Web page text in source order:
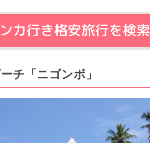
カ行き格安旅行を検索
チ「ニゴンボ」